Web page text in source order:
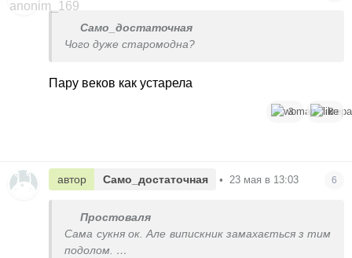
Само_достаточная
Чого дуже старомодна?
Пару веков как устарела
3 8
автор Само_достаточная • 23 мая в 13:03 6
Простоваля
Сама сукня ок. Але випискник замахається з тим
подолом.